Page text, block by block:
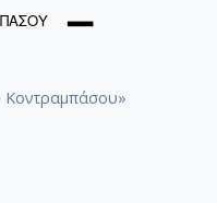
Κοντραμπάσου»